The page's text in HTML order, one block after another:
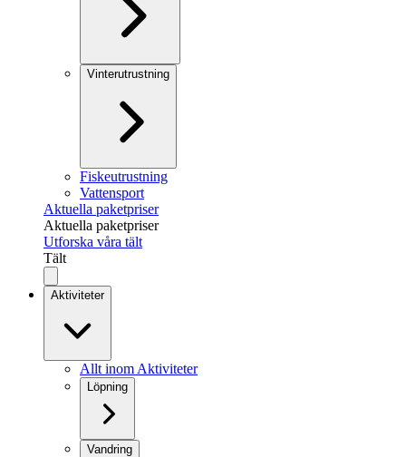
Vinterutrustning
Fiskeutrustning
Vattensport
Aktuella paketpriser
Aktuella paketpriser
Utforska våra tält
Tält
Aktiviteter
Allt inom Aktiviteter
Löpning
Vandring